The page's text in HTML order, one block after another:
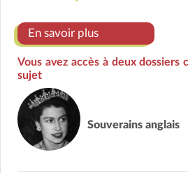
En savoir plus
Vous avez accès à deux dossiers
sujet
Souverains anglais